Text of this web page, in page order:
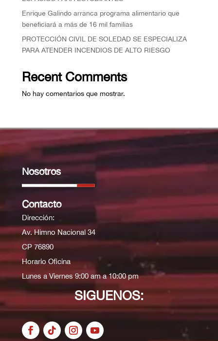
Enrique Galindo arranca programa alimentario que
beneficiará a más de 16 mil familias
PROTECCIÓN CIVIL DE SOLEDAD SE ESPECIALIZA
PARA ATENDER INCENDIOS DE ALTO RIESGO
Recent Comments
No hay comentarios que mostrar.
Nosotros
Contacto
Dirección:
Av. Himno Nacional 34
CP 76890
Horario Oficina
Lunes a Viernes 9:00 am a 10:00 pm
SIGUENOS: